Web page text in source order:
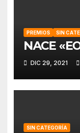
PREMIOS SIN
NACE
DIC 29, 2021
SIN CATEGORÍA